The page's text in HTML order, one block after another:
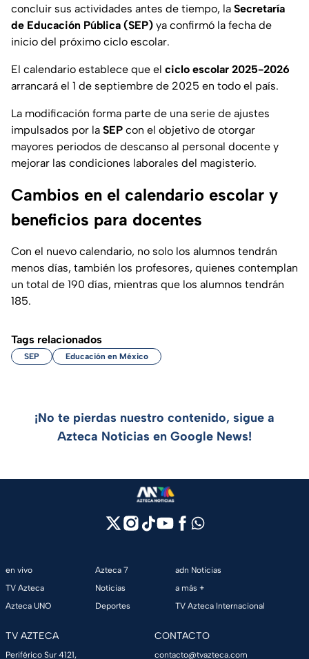
concluir sus actividades antes de tiempo, la Secretaría
de Educación Pública (SEP) ya confirmó la fecha de
inicio del próximo ciclo escolar.
El calendario establece que el ciclo escolar 2025-2026
arrancará el 1 de septiembre de 2025 en todo el país.
La modificación forma parte de una serie de ajustes
impulsados por la SEP con el objetivo de otorgar
mayores periodos de descanso al personal docente y
mejorar las condiciones laborales del magisterio.
Cambios en el calendario escolar y
beneficios para docentes
Con el nuevo calendario, no solo los alumnos tendrán
menos días, también los profesores, quienes contemplan
un total de 190 días, mientras que los alumnos tendrán
185.
Tags relacionados
SEP Educación en México
¡No te pierdas nuestro contenido, sigue a
Azteca Noticias en Google News!
en vivo
TV Azteca
Azteca UNO
Azteca 7
Noticias
Deportes
adn Noticias
a más +
TV Azteca Internacional
TV AZTECA
Periférico Sur 4121,
CONTACTO
contacto@tvazteca.com